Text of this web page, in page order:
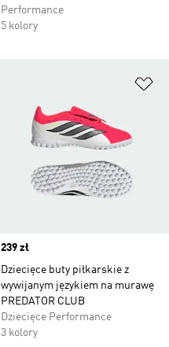
Performance
5 kolory
Price
239 zł
Dziecięce buty piłkarskie z
wywijanym językiem na murawę
PREDATOR CLUB
Dziecięce Performance
3 kolory